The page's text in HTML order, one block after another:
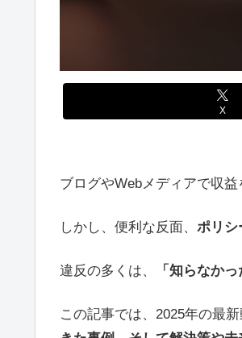
X
ブログやWebメディアで収
しかし、便利な反面、 ポリシ
違反の多くは、 「知らなか
この記事では、2025年の最新